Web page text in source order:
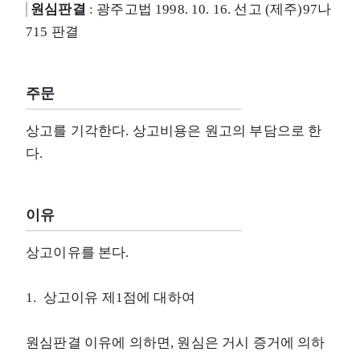
원심판결 : 광주고법 1998. 10. 16. 선고 (제주)97나
715 판결
주문
상고를 기각한다. 상고비용은 원고의 부담으로 한
다.
이유
상고이유를 본다.
1. 상고이유 제1점에 대하여
원심판결 이유에 의하면, 원심은 거시 증거에 의하